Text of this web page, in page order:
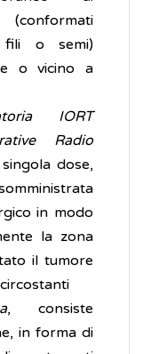
(conformati
fili o semi)
o vicino a
IORT
Radio
dose,
in modo
la zona
il tumore
, consiste
in forma di